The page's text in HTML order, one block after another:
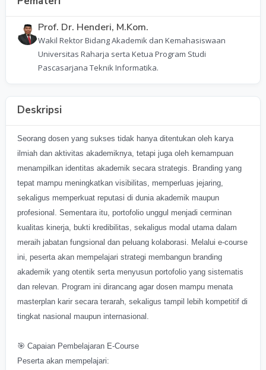
Prof. Dr. Henderi, M.Kom.
Wakil Rektor Bidang Akademik dan Kemahasiswaan
Universitas Raharja serta Ketua Program Studi
Pascasarjana Teknik Informatika.
Deskripsi
Seorang dosen yang sukses tidak hanya ditentukan oleh karya
ilmiah dan aktivitas akademiknya, tetapi juga oleh kemampuan
menampilkan identitas akademik secara strategis. Branding yang
tepat mampu meningkatkan visibilitas, memperluas jejaring,
sekaligus memperkuat reputasi di dunia akademik maupun
profesional. Sementara itu, portofolio unggul menjadi cerminan
kualitas kinerja, bukti kredibilitas, sekaligus modal utama dalam
meraih jabatan fungsional dan peluang kolaborasi. Melalui e-course
ini, peserta akan mempelajari strategi membangun branding
akademik yang otentik serta menyusun portofolio yang sistematis
dan relevan. Program ini dirancang agar dosen mampu menata
masterplan karir secara terarah, sekaligus tampil lebih kompetitif di
tingkat nasional maupun internasional.
🎯 Capaian Pembelajaran E-Course
Peserta akan mempelajari: